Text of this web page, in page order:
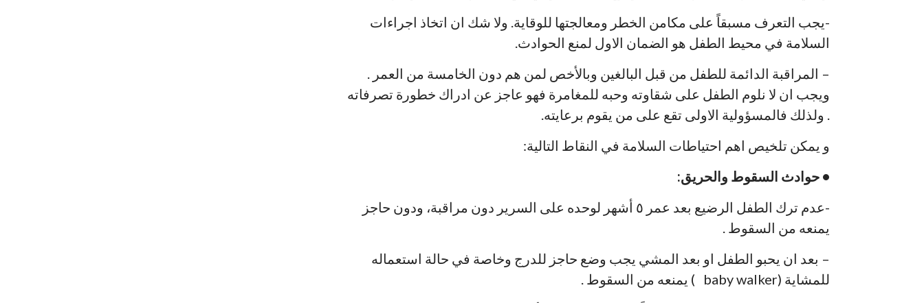
-يجب التعرف مسبقاً على مكامن الخطر ومعالجتها للوقاية. ولا شك ان اتخاذ اجراءات
السلامة في محيط الطفل هو الضمان الاول لمنع الحوادث.
– المراقبة الدائمة للطفل من قبل البالغين وبالأخص لمن هم دون الخامسة من العمر .
ويجب ان لا نلوم الطفل على شقاوته وحبه للمغامرة فهو عاجز عن ادراك خطورة تصرفاته
. ولذلك فالمسؤولية الاولى تقع على من يقوم برعايته.
و يمكن تلخيص اهم احتياطات السلامة في النقاط التالية:
• حوادث السقوط والحريق:
-عدم ترك الطفل الرضيع بعد عمر ٥ أشهر لوحده على السرير دون مراقبة، ودون حاجز
يمنعه من السقوط .
– بعد ان يحبو الطفل او بعد المشي يجب وضع حاجز للدرج وخاصة في حالة استعماله
للمشاية (baby walker ) يمنعه من السقوط .